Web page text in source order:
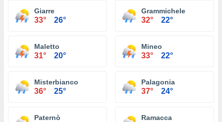
Giarre
33° 26°
Grammichele
32° 22°
Maletto
31° 20°
Mineo
33° 22°
Misterbianco
36° 25°
Palagonia
37° 24°
Paternò Ramacca